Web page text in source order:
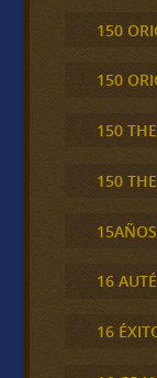
150
150
150
150
15AÑOS
16
16